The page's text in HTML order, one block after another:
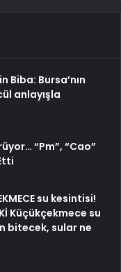
Biba: Bursa’nın
anlayışla
“Pm”, “Cao”
su kesintisi!
Küçükçekmece su
bitecek, sular ne